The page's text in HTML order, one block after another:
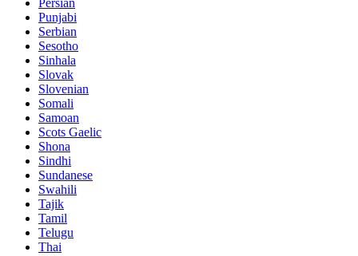
Persian
Punjabi
Serbian
Sesotho
Sinhala
Slovak
Slovenian
Somali
Samoan
Scots Gaelic
Shona
Sindhi
Sundanese
Swahili
Tajik
Tamil
Telugu
Thai